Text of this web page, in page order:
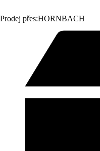
Prodej přes:HORNBACH